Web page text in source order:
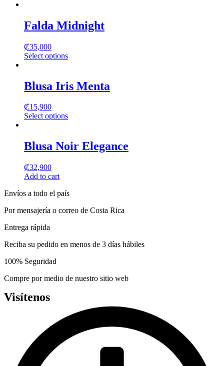
Falda Midnight
₡35,000
Select options
has
multiple
The
options
chosen
on
the
product
page
Blusa Iris Menta
₡15,900
Select options
has
multiple
The
options
be
chosen
on
the
product
page
Blusa Noir Elegance
₡32,900
Add to cart
Envíos a todo el país
Por mensajería o correo de Costa Rica
Entrega rápida
Reciba su pedido en menos de 3 días hábiles
100% Seguridad
Compre por medio de nuestro sitio web
Visítenos